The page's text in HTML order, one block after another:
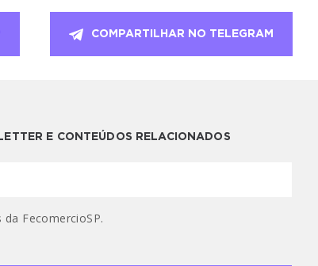
COMPARTILHAR NO TELEGRAM
E CONTEÚDOS RELACIONADOS
FecomercioSP.